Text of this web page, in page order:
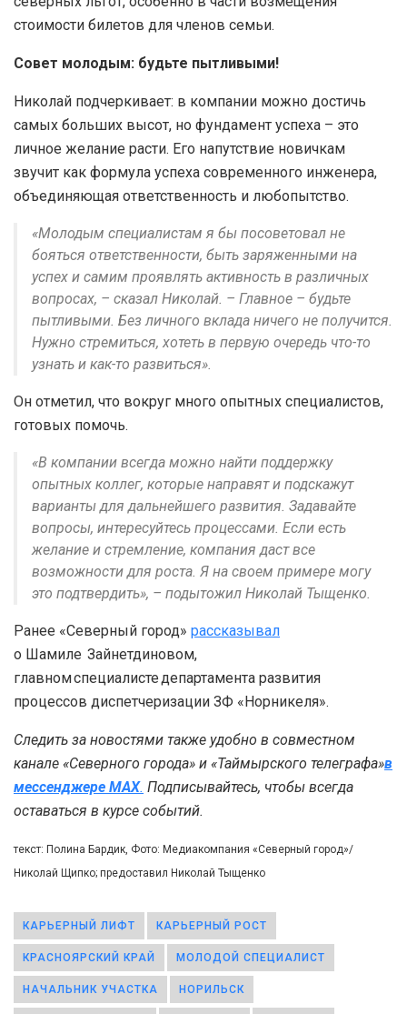
стоимости билетов для членов семьи.
Совет молодым: будьте пытливыми!
Николай подчеркивает: в компании можно достичь
самых больших высот, но фундамент успеха – это
личное желание расти. Его напутствие новичкам
звучит как формула успеха современного инженера,
объединяющая ответственность и любопытство.
«Молодым специалистам я бы посоветовал не
бояться ответственности, быть заряженными на
успех и самим проявлять активность в различных
вопросах, – сказал Николай. – Главное – будьте
пытливыми. Без личного вклада ничего не получится.
Нужно стремиться, хотеть в первую очередь что-то
узнать и как-то развиться».
Он отметил, что вокруг много опытных специалистов,
готовых помочь.
«В компании всегда можно найти поддержку
опытных коллег, которые направят и подскажут
варианты для дальнейшего развития. Задавайте
вопросы, интересуйтесь процессами. Если есть
желание и стремление, компания даст все
возможности для роста. Я на своем примере могу
это подтвердить», – подытожил Николай Тыщенко.
Ранее «Северный город» рассказывал
о Шамиле Зайнетдиновом,
главном специалисте департамента развития
процессов диспетчеризации ЗФ «Норникеля».
Следить за новостями также удобно в совместном
канале «Северного города» и «Таймырского телеграфа»в
мессенджере MAX. Подписывайтесь, чтобы всегда
оставаться в курсе событий.
текст: Полина Бардик, Фото: Медиакомпания «Северный город»/
Николай Щипко; предоставил Николай Тыщенко
КАРЬЕРНЫЙ ЛИФТ КАРЬЕРНЫЙ РОСТ
КРАСНОЯРСКИЙ КРАЙ МОЛОДОЙ СПЕЦИАЛИСТ
НАЧАЛЬНИК УЧАСТКА НОРИЛЬСК